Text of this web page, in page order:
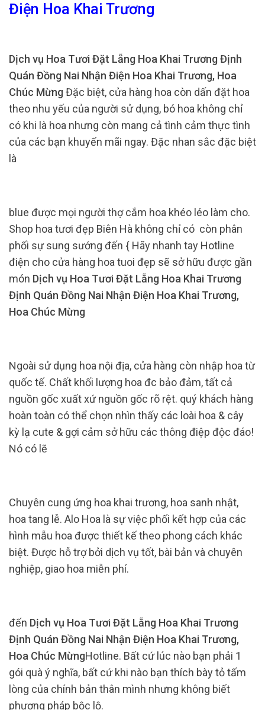
Điện Hoa Khai Trương
Dịch vụ Hoa Tươi Đặt Lẵng Hoa Khai Trương Định
Quán Đồng Nai Nhận Điện Hoa Khai Trương, Hoa
Chúc MừngĐặc biệt, cửa hàng hoa còn dấn đặt hoa
theo nhu yếu của người sử dụng, bó hoa không chỉ
có khi là hoa nhưng còn mang cả tình cảm thực tình
của các bạn khuyến mãi ngay. Đặc nhan sắc đặc biệt
là
blue được mọi người thợ cắm hoa khéo léo làm cho.
Shop hoa tươi đẹp Biên Hà không chỉ có còn phân
phối sự sung sướng đến { Hãy nhanh tay Hotline
điện cho cửa hàng hoa tuoi đẹp sẽ sở hữu được gần
món Dịch vụ Hoa Tươi Đặt Lẵng Hoa Khai Trương
Định Quán Đồng Nai Nhận Điện Hoa Khai Trương,
Hoa Chúc Mừng
Ngoài sử dụng hoa nội địa, cửa hàng còn nhập hoa từ
quốc tế. Chất khối lượng hoa đc bảo đảm, tất cả
nguồn gốc xuất xứ nguồn gốc rõ rệt. quý khách hàng
hoàn toàn có thể chọn nhìn thấy các loài hoa & cây
kỳ lạ cute & gợi cảm sở hữu các thông điệp độc đáo!
Nó có lẽ
Chuyên cung ứng hoa khai trương, hoa sanh nhật,
hoa tang lễ. Alo Hoa là sự việc phối kết hợp của các
hình mẫu hoa được thiết kế theo phong cách khác
biệt. Được hỗ trợ bởi dịch vụ tốt, bài bản và chuyên
nghiệp, giao hoa miễn phí.
đến Dịch vụ Hoa Tươi Đặt Lẵng Hoa Khai Trương
Định Quán Đồng Nai Nhận Điện Hoa Khai Trương,
Hoa Chúc MừngHotline. Bất cứ lúc nào bạn phải 1
gói quà ý nghĩa, bất cứ khi nào bạn thích bày tỏ tấm
lòng của chính bản thân mình nhưng không biết
phương pháp bộc lộ.